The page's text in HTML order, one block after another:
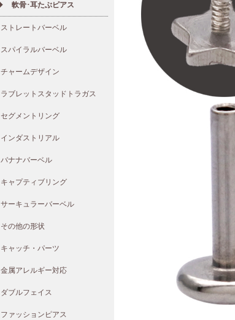
軟骨･耳たぶピアス
ストレートバーベル
スパイラルバーベル
チャームデザイン
ラブレットスタッドトラガス
セグメントリング
インダストリアル
バナナバーベル
キャプティブリング
サーキュラーバーベル
その他の形状
キャッチ・パーツ
金属アレルギー対応
ダブルフェイス
ファッションピアス